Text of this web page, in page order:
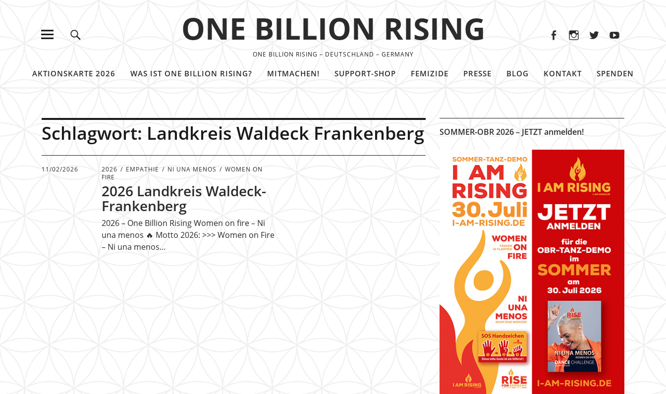
ONE BILLION RISING
ONE BILLION RISING – DEUTSCHLAND – GERMANY
AKTIONSKARTE 2026 WAS IST ONE BILLION RISING? MITMACHEN! SUPPORT-SHOP FEMIZIDE PRESSE BLOG KONTAKT SPENDEN
Schlagwort: Landkreis Waldeck Frankenberg
11/02/2026 2026 EMPATHIE NI UNA MENOS
WOMEN ON
FIRE
2026 Landkreis Waldeck-
Frankenberg
2026 – One Billion Rising Women on fire – Ni
una menos 🔥 Motto 2026: >>> Women on Fire
– Ni una menos…
SOMMER-OBR 2026 – JETZT anmelden!